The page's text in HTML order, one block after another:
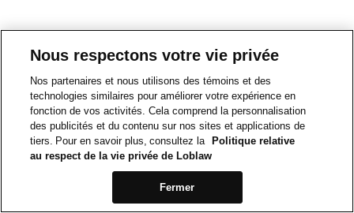
Nous respectons votre vie privée
Nos partenaires et nous utilisons des témoins et des
technologies similaires pour améliorer votre expérience en
fonction de vos activités. Cela comprend la personnalisation
des publicités et du contenu sur nos sites et applications de
tiers. Pour en savoir plus, consultez la
Politique relative
au respect de la vie privée de Loblaw
Fermer